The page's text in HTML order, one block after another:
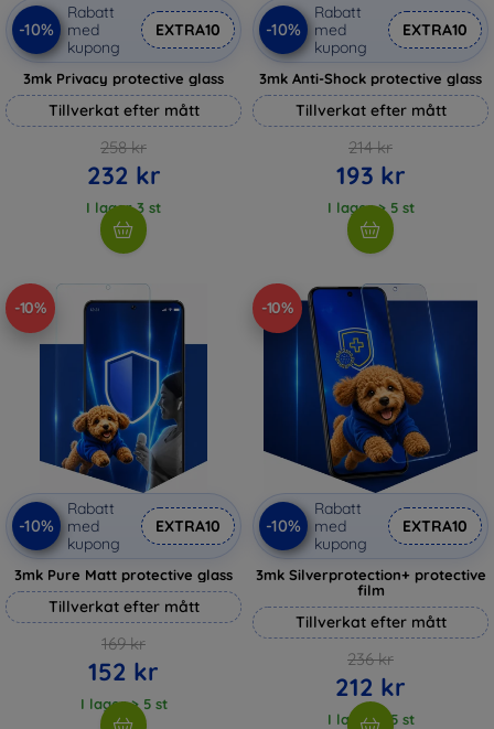
-10%
Rabatt
med
kupong
EXTRA10
3mk Privacy protective glass
Tillverkat efter mått
258 kr
232 kr
I lager 3 st
-10%
Rabatt
med
kupong
EXTRA10
3mk Anti-Shock protective glass
Tillverkat efter mått
214 kr
193 kr
I lager > 5 st
-10%
-10%
Rabatt
med
kupong
EXTRA10
3mk Pure Matt protective glass
Tillverkat efter mått
169 kr
152 kr
I lager > 5 st
-10%
-10%
Rabatt
med
kupong
EXTRA10
3mk Silverprotection+ protective
film
Tillverkat efter mått
236 kr
212 kr
I lager > 5 st